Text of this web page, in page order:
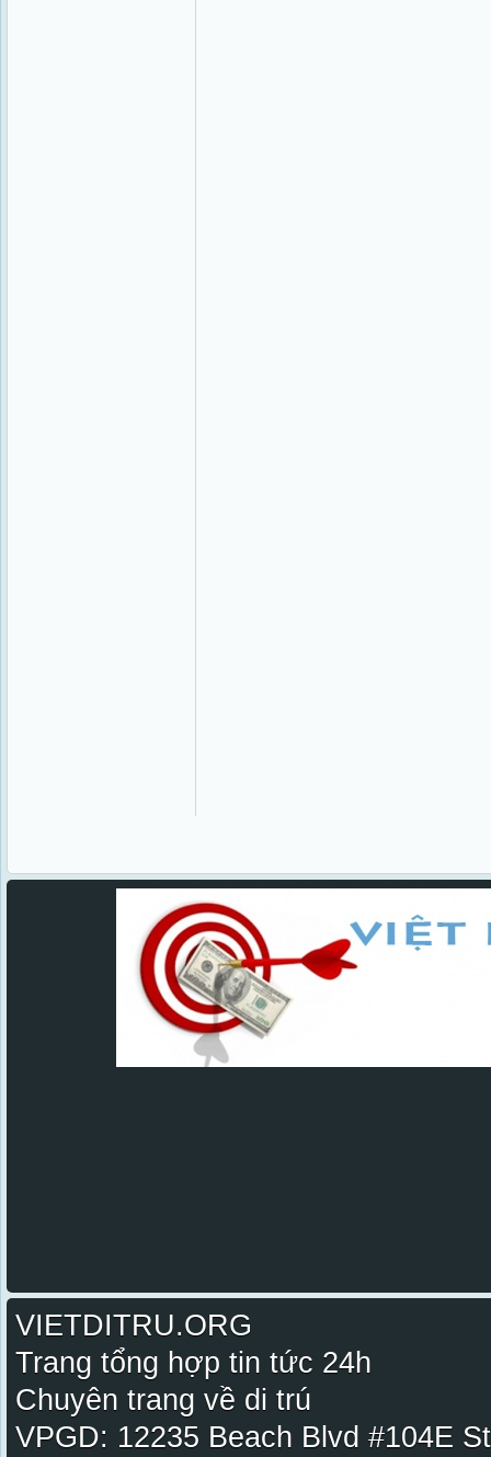
VIETDITRU.ORG
Trang tổng hợp tin tức 24h
Chuyên trang về di trú
VPGD: 12235 Beach Blvd #104E